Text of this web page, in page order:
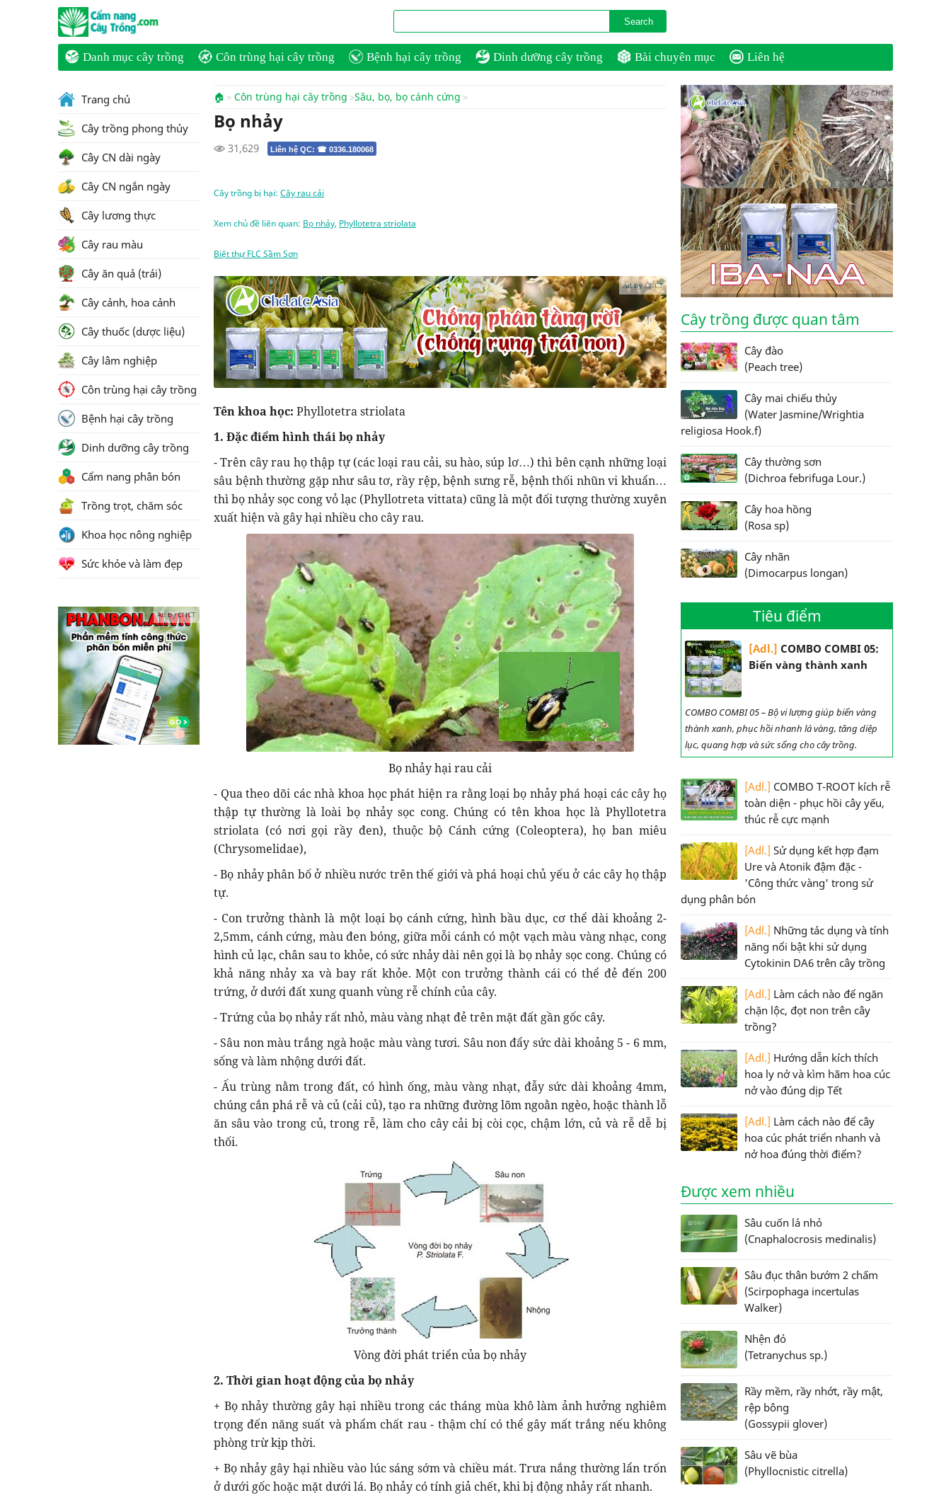
Danh mục cây trồng Côn trùng hại cây trồng Bệnh hại cây trồng Dinh dưỡng cây trồng Bài chuyên mục Liên hệ
🏠 Côn trùng hại cây trồng Sâu, bọ, bọ cánh cứng
Bọ nhảy
31,629 Liên hệ QC: ☎ 0336.180068
Cây trồng bị hại: Cây rau cải
Xem chủ đề liên quan: Bọ nhảy, Phyllotetra striolata
Biệt thự FLC Sầm Sơn
Ad by CNCT
Tên khoa học: Phyllotetra striolata
1. Đặc điểm hình thái bọ nhảy
- Trên cây rau họ thập tự (các loại rau cải, su hào, súp lơ…) thì bên cạnh những loại
sâu bệnh thường gặp như sâu tơ, rầy rệp, bệnh sưng rễ, bệnh thối nhũn vi khuẩn…
thì bọ nhảy sọc cong vỏ lạc (Phyllotreta vittata) cũng là một đối tượng thường xuyên
xuất hiện và gây hại nhiều cho cây rau.
Bọ nhảy hại rau cải
- Qua theo dõi các nhà khoa học phát hiện ra rằng loại bọ nhảy phá hoại các cây họ
thập tự thường là loài bọ nhảy sọc cong. Chúng có tên khoa học là Phyllotetra
striolata (có nơi gọi rầy đen), thuộc bộ Cánh cứng (Coleoptera), họ ban miêu
(Chrysomelidae),
- Bọ nhảy phân bố ở nhiều nước trên thế giới và phá hoại chủ yếu ở các cây họ thập
tự.
- Con trưởng thành là một loại bọ cánh cứng, hình bầu dục, cơ thể dài khoảng 2-
2,5mm, cánh cứng, màu đen bóng, giữa mỗi cánh có một vạch màu vàng nhạc, cong
hình củ lạc, chân sau to khỏe, có sức nhảy dài nên gọi là bọ nhảy sọc cong. Chúng có
khả năng nhảy xa và bay rất khỏe. Một con trưởng thành cái có thể đẻ đến 200
trứng, ở dưới đất xung quanh vùng rễ chính của cây.
- Trứng của bọ nhảy rất nhỏ, màu vàng nhạt đẻ trên mặt đất gần gốc cây.
- Sâu non màu trắng ngà hoặc màu vàng tươi. Sâu non đẩy sức dài khoảng 5 - 6 mm,
sống và làm nhộng dưới đất.
- Ấu trùng nằm trong đất, có hình ống, màu vàng nhạt, đẫy sức dài khoảng 4mm,
chúng cắn phá rễ và củ (cải củ), tạo ra những đường lõm ngoằn ngèo, hoặc thành lỗ
ăn sâu vào trong củ, trong rễ, làm cho cây cải bị còi cọc, chậm lớn, củ và rễ dễ bị
thối.
Vòng đời phát triển của bọ nhảy
2. Thời gian hoạt động của bọ nhảy
+ Bọ nhảy thường gây hại nhiều trong các tháng mùa khô làm ảnh hưởng nghiêm
trọng đến năng suất và phẩm chất rau - thậm chí có thể gây mất trắng nếu không
phòng trừ kịp thời.
+ Bọ nhảy gây hại nhiều vào lúc sáng sớm và chiều mát. Trưa nắng thường lẩn trốn
ở dưới gốc hoặc mặt dưới lá. Bọ nhảy có tính giả chết, khi bị động nhảy rất nhanh.
Ad by CNCT
Cây trồng được quan tâm
Cây đào
(Peach tree)
Cây mai chiếu thủy
(Water Jasmine/Wrightia
religiosa Hook.f)
Cây thường sơn
(Dichroa febrifuga Lour.)
Cây hoa hồng
(Rosa sp)
Cây nhãn
(Dimocarpus longan)
Tiêu điểm
[Adl.] COMBO COMBI 05:
Biến vàng thành xanh
COMBO COMBI 05 – Bộ vi lượng giúp biến vàng
thành xanh, phục hồi nhanh lá vàng, tăng diệp
lục, quang hợp và sức sống cho cây trồng.
[Adl.] COMBO T-ROOT kích rễ
toàn diện - phục hồi cây yếu,
thúc rễ cực mạnh
[Adl.] Sử dụng kết hợp đạm
Ure và Atonik đậm đặc -
'Công thức vàng' trong sử
dụng phân bón
[Adl.] Những tác dụng và tính
năng nổi bật khi sử dụng
Cytokinin DA6 trên cây trồng
[Adl.] Làm cách nào để ngăn
chặn lộc, đọt non trên cây
trồng?
[Adl.] Hướng dẫn kích thích
hoa ly nở và kìm hãm hoa cúc
nở vào đúng dịp Tết
[Adl.] Làm cách nào để cây
hoa cúc phát triển nhanh và
nở hoa đúng thời điểm?
Được xem nhiều
Sâu cuốn lá nhỏ
(Cnaphalocrosis medinalis)
Sâu đục thân bướm 2 chấm
(Scirpophaga incertulas
Walker)
Nhện đỏ
(Tetranychus sp.)
Rầy mềm, rầy nhớt, rầy mật,
rệp bông
(Gossypii glover)
Sâu vẽ bùa
(Phyllocnistic citrella)
Trang chủ
Cây trồng phong thủy
Cây CN dài ngày
Cây CN ngắn ngày
Cây lương thực
Cây rau màu
Cây ăn quả (trái)
Cây cảnh, hoa cảnh
Cây thuốc (dược liệu)
Cây lâm nghiệp
Côn trùng hại cây trồng
Bệnh hại cây trồng
Dinh dưỡng cây trồng
Cẩm nang phân bón
Trồng trọt, chăm sóc
Khoa học nông nghiệp
Sức khỏe và làm đẹp
Ad by CNCT